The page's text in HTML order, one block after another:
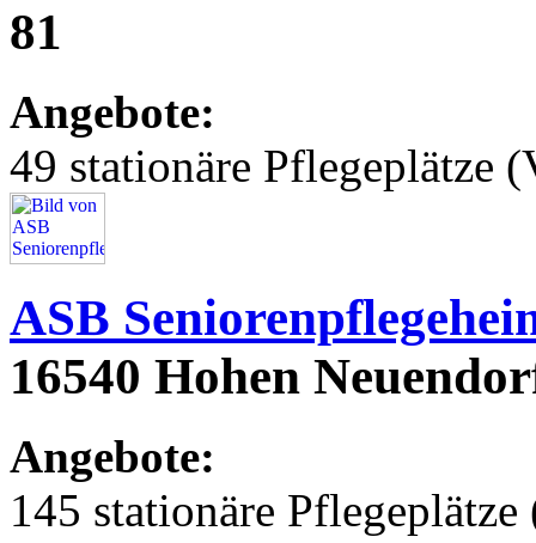
81
Angebote:
49 stationäre Pflegeplätze
ASB
16540 Hohen
Angebote:
145 stationäre